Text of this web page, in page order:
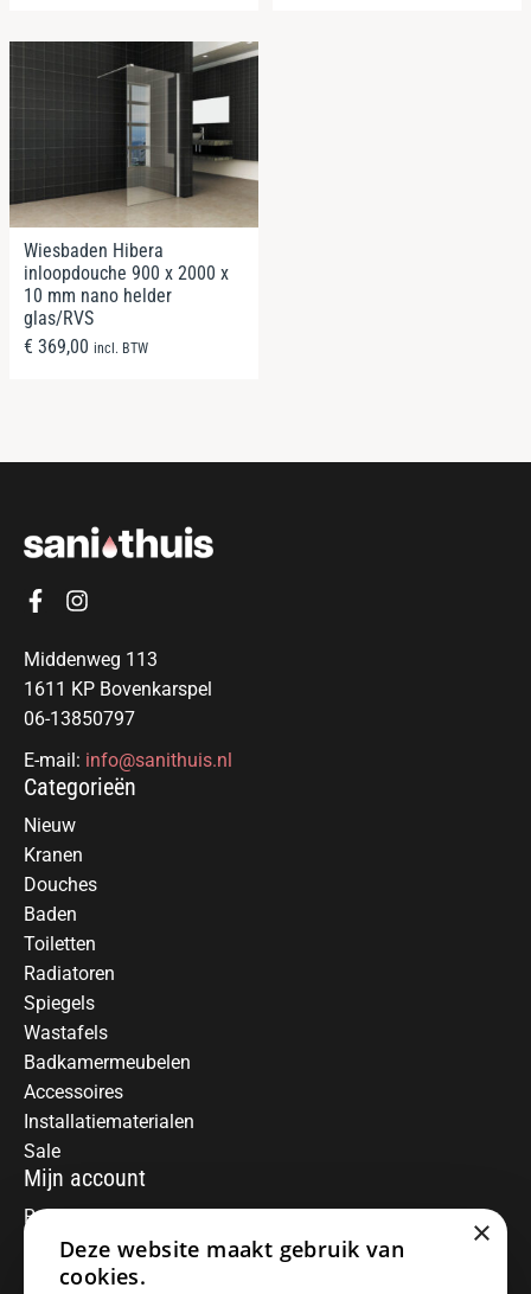
Wiesbaden Hibera
inloopdouche 900 x 2000 x
10 mm nano helder
glas/RVS
€ 369,00 incl. BTW
Middenweg 113
1611 KP Bovenkarspel
06-13850797
E-mail: info@sanithuis.nl
Categorieën
Nieuw
Kranen
Douches
Baden
Toiletten
Radiatoren
Spiegels
Wastafels
Badkamermeubelen
Accessoires
Installatiematerialen
Sale
Mijn account
Registreren
Mijn bestellingen
Informatie
×
Deze website maakt gebruik van
cookies.